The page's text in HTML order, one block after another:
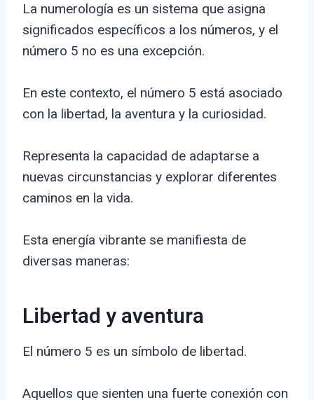
La numerología es un sistema que asigna
significados específicos a los números, y el
número 5 no es una excepción.
En este contexto, el número 5 está asociado
con la libertad, la aventura y la curiosidad.
Representa la capacidad de adaptarse a
nuevas circunstancias y explorar diferentes
caminos en la vida.
Esta energía vibrante se manifiesta de
diversas maneras:
Libertad y aventura
El número 5 es un símbolo de libertad.
Aquellos que sienten una fuerte conexión con